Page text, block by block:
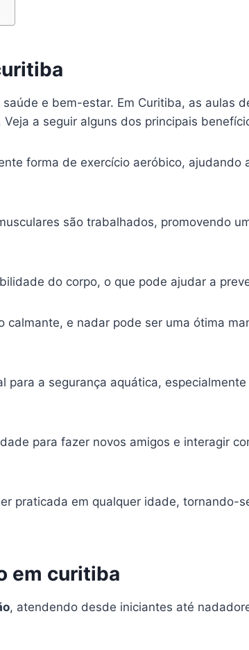
saúde e bem-estar. Em Curitiba, as aulas
a seguir alguns dos principais
forma de exercício aeróbico, ajudando
são trabalhados, promovendo
do corpo, o que pode ajudar a
calmante, e nadar pode ser uma ótima
para a segurança aquática,
para fazer novos amigos e interagir
praticada em qualquer idade, tornando-
em curitiba
, atendendo desde iniciantes até